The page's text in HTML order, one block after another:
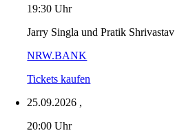
19:30 Uhr
Jarry Singla und Pratik Shrivastav
NRW.BANK
Tickets kaufen
25.09.2026 ,
20:00 Uhr